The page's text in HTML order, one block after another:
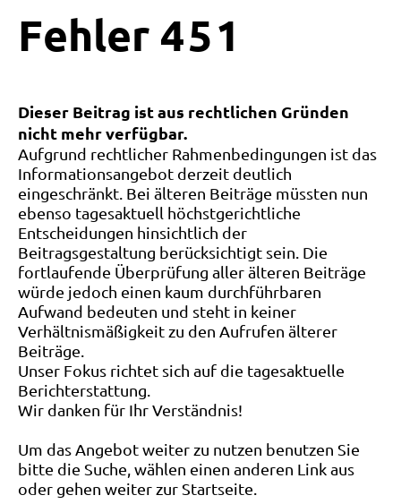
Fehler 4 5 1
Dieser Beitrag ist aus rechtlichen Gründen
nicht mehr verfügbar.
Aufgrund rechtlicher Rahmenbedingungen ist das
Informationsangebot derzeit deutlich
eingeschränkt. Bei älteren Beiträge müssten nun
ebenso tagesaktuell höchstgerichtliche
Entscheidungen hinsichtlich der
Beitragsgestaltung berücksichtigt sein. Die
fortlaufende Überprüfung aller älteren Beiträge
würde jedoch einen kaum durchführbaren
Aufwand bedeuten und steht in keiner
Verhältnismäßigkeit zu den Aufrufen älterer
Beiträge.
Unser Fokus richtet sich auf die tagesaktuelle
Berichterstattung.
Wir danken für Ihr Verständnis!
Um das Angebot weiter zu nutzen benutzen Sie
bitte die Suche, wählen einen anderen Link aus
oder gehen weiter zur Startseite.